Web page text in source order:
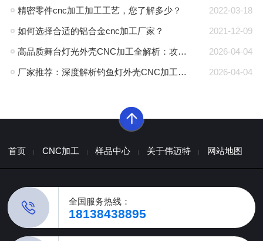
2022-03-18
精密零件cnc加工加工工艺，您了解多少？
2021-12-09
如何选择合适的铝合金cnc加工厂家？
2026-04-04
高品质舞台灯光外壳CNC加工全解析：攻克散热与精度难题的厂家推荐
2026-04-04
厂家推荐：深度解析钓鱼灯外壳CNC加工的高精度工艺与耐腐蚀方案
首页 CNC加工 样品中心 关于伟迈特 网站地图
全国服务热线：
18138438895